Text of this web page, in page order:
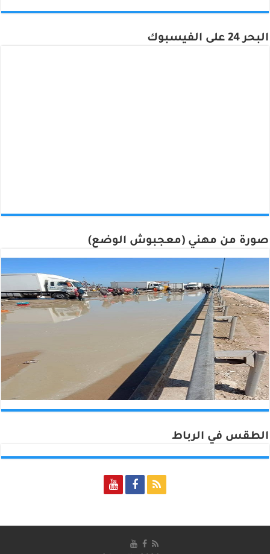
البحر 24 على الفيسبوك
صورة من مهني (معجبوش الوضع)
الطقس في الرباط
Rabat, Morocco